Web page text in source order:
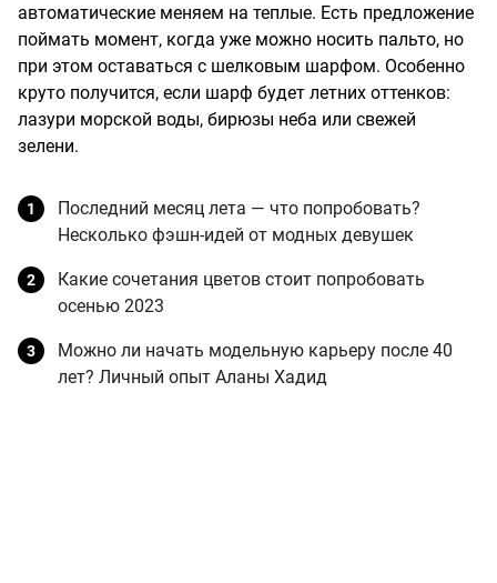
автоматические меняем на теплые. Есть предложение
поймать момент, когда уже можно носить пальто, но
при этом оставаться с шелковым шарфом. Особенно
круто получится, если шарф будет летних оттенков:
лазури морской воды, бирюзы неба или свежей
зелени.
Последний месяц лета — что попробовать?
Несколько фэшн-идей от модных девушек
Какие сочетания цветов стоит попробовать
осенью 2023
Можно ли начать модельную карьеру после 40
лет? Личный опыт Аланы Хадид